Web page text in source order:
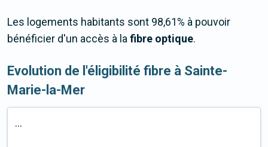
Les logements habitants sont 98,61% à pouvoir
bénéficier d'un accès à lafibre optique.
Evolution de l'éligibilité fibre à Sainte-
Marie-la-Mer
...